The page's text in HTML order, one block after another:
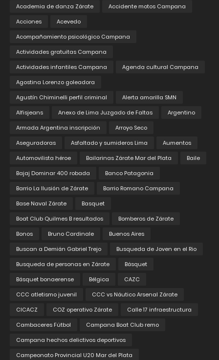
Academia de danza Zárate
Accidente motos Campana
Acciones
Acevedo
Acompañamiento psicológico Campana
Actividades gratuitas Campana
Actividades infantiles Campana
Agenda cultural Campana
Agostina Lorenzo goleadora
Agustín Chiminelli perfil criminal
Alerta amarilla SMN
Alfisjeans
Anexo de Lima Juzgado de Faltas
Argentino
Armada Argentina inscripción
Arroyo Seco
Aseguradoras
Asfaltado y sumideros Lima
Aumentos
Automovilista héroe
Bailarinas Zárate Mar del Plata
Baile
Bajaj Dominar 400 robada
Banco Patagonia
Barrio La Ilusión de Zárate
Barrio Romano Campana
Base Naval Zárate
Basquet
Boat Club Quilmes B resultados
Bomberos de Zárate
Bonos
Bruno Cardinale
Buenos Aires
Buscan a Demián Gabriel Trejo
Busqueda de Joven en el Rio
Busqueda de personas en Zárate
Básquet
Básquet bonaerense
Bélgica
CAZC
CCC atletismo juvenil
CCC vs Náutico Arsenal Zárate
CICACZ
COZ operativo Zárate
Calle 17 infraestructura
Cambaceres Fútbol
Campana Boat Club remo
Campana hechos delictivos deportivos
Campeonato Provincial U20 Mar del Plata